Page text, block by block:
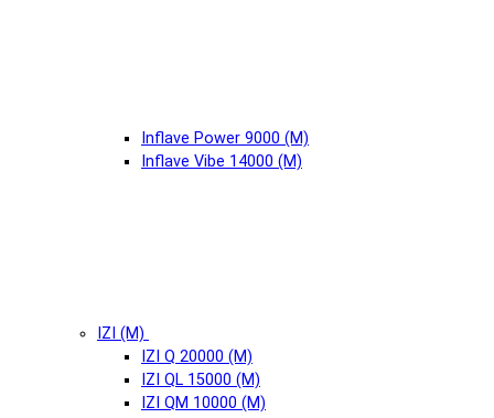
Inflave Power 9000 (М)
Inflave Vibe 14000 (М)
IZI (М)
IZI Q 20000 (М)
IZI QL 15000 (М)
IZI QM 10000 (М)